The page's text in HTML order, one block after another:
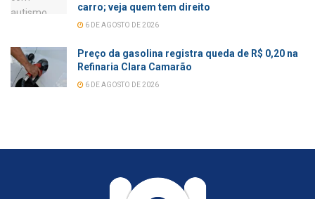
carro; veja quem tem direito
6 DE AGOSTO DE 2026
Preço da gasolina registra queda de R$ 0,20 na
Refinaria Clara Camarão
6 DE AGOSTO DE 2026